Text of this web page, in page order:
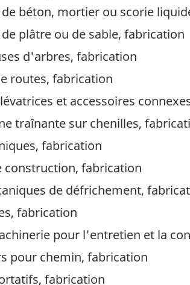
béton, mortier ou scorie
plâtre ou de sable, fabrication
d'arbres, fabrication
routes, fabrication
et accessoires
traînante sur chenilles,
fabrication
construction, fabrication
de défrichement,
fabrication
pour l'entretien et la
pour chemin, fabrication
fabrication